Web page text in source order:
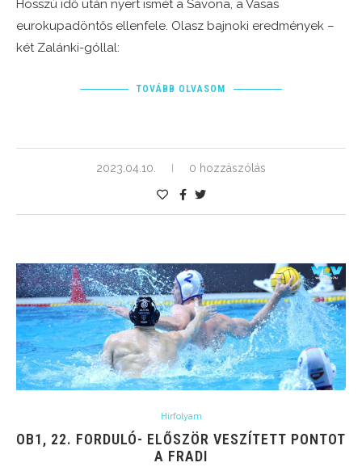
Hosszú idő után nyert ismét a Savona, a Vasas
eurokupadöntős ellenfele. Olasz bajnoki eredmények –
két Zalánki-góllal:
TOVÁBB OLVASOM
2023.04.10. 0 hozzászólás
Hírfolyam
OB1, 22. FORDULÓ- ELŐSZÖR VESZÍTETT PONTOT
A FRADI